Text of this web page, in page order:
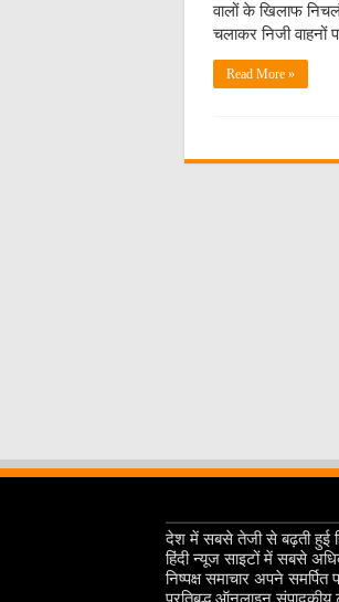
वालों के खिलाफ
चलाकर निजी
Read More »
देश में सबसे तेजी से बढ़ती हुई
हिंदी न्यूज साइटों में सबसे
निष्पक्ष समाचार अपने